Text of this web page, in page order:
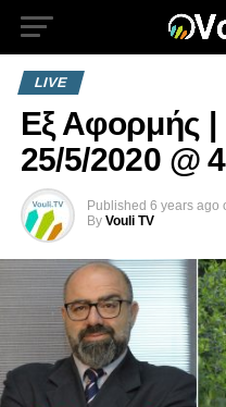
LIVE
Εξ Αφορμής |
25/5/2020 @
Published 6 years ago
By Vouli TV